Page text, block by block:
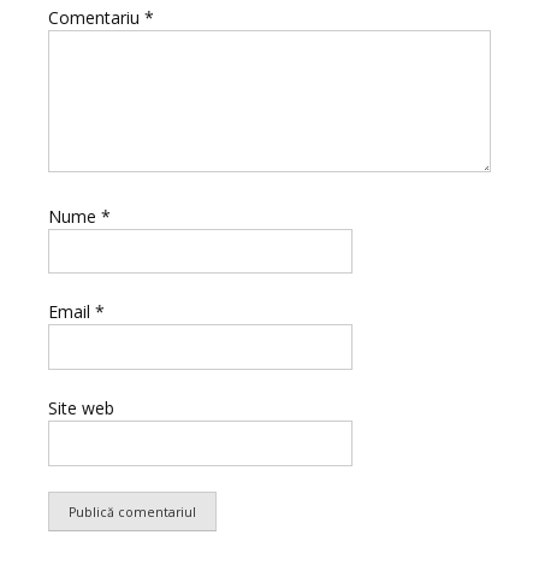
Comentariu *
Nume *
Email *
Site web